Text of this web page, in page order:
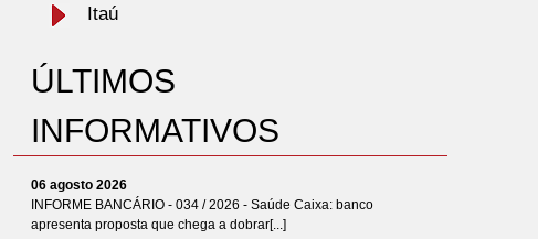
Itaú
ÚLTIMOS
INFORMATIVOS
06 agosto 2026
INFORME BANCÁRIO - 034 / 2026 - Saúde Caixa: banco
apresenta proposta que chega a dobrar[...]